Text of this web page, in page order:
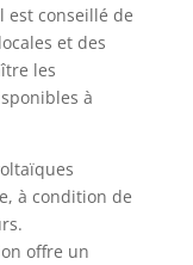
est conseillé de
et des
les
à
à condition de
offre un